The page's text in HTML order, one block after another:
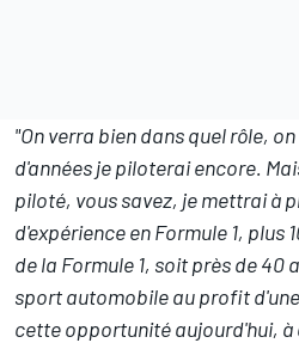
"On verra bien dans quel rôle,
d'années je piloterai encore.
piloté, vous savez, je mettrai à
d'expérience en Formule 1, plus
de la Formule 1, soit près de 40
sport automobile au profit
cette opportunité aujourd'hui, à